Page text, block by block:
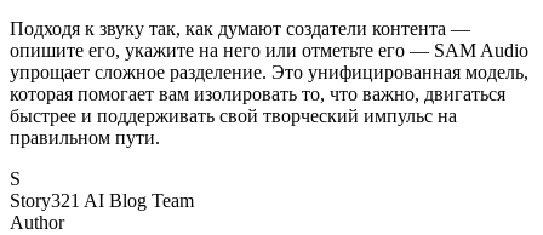
Подходя к звуку так, как думают создатели контента —
опишите его, укажите на него или отметьте его — SAM Audio
упрощает сложное разделение. Это унифицированная модель,
которая помогает вам изолировать то, что важно, двигаться
быстрее и поддерживать свой творческий импульс на
правильном пути.
S
Story321 AI Blog Team
Author